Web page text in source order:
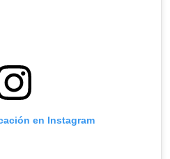
en Instagram